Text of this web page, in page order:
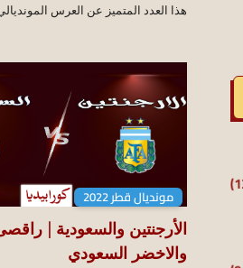
هذا العدد المتميز عن العرس
مونديال قطر 2022
الأرجنتين والسعودية |
والاخضر السعودي